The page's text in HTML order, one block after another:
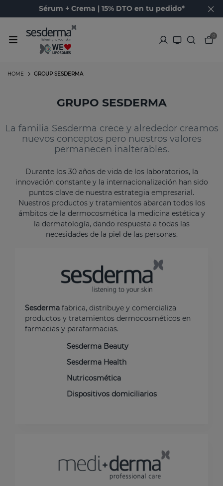
Sérum + Crema | 15% DTO en tu pedido*
0
GROUP SESDERMA
HOME
GRUPO SESDERMA
La familia Sesderma crece y alrededor creamos
nuevos conceptos pero nuestros valores
permanecen inalterables.
Durante los 30 años de vida de los laboratorios, la
innovación constante y la internacionalización han sido
puntos clave de nuestra estrategia empresarial.
Nuestros productos y tratamientos abarcan todos los
ámbitos de la dermocosmética la medicina estética y
la dermatología, dando respuesta a todas las
necesidades de la piel de las personas.
Sesderma fabrica, distribuye y comercializa
productos y tratamientos dermocosméticos en
farmacias y parafarmacias.
Sesderma Beauty
Sesderma Health
Nutricosmética
Dispositivos domiciliarios